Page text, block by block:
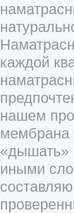
каждой
нашем
мембрана
«дышать»
иными